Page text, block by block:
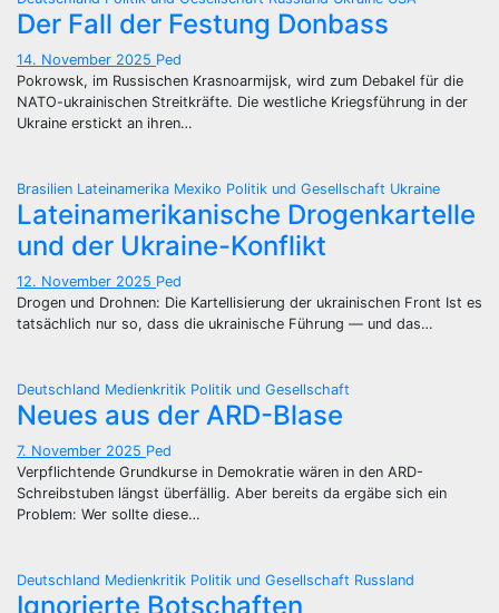
Der Fall der Festung Donbass
14. November 2025 Ped
Pokrowsk, im Russischen Krasnoarmijsk, wird zum Debakel für die
NATO-ukrainischen Streitkräfte. Die westliche Kriegsführung in der
Ukraine erstickt an ihren…
Brasilien Lateinamerika Mexiko Politik und Gesellschaft Ukraine
Lateinamerikanische Drogenkartelle
und der Ukraine-Konflikt
12. November 2025 Ped
Drogen und Drohnen: Die Kartellisierung der ukrainischen Front Ist es
tatsächlich nur so, dass die ukrainische Führung — und das…
Deutschland Medienkritik Politik und Gesellschaft
Neues aus der ARD-Blase
7. November 2025 Ped
Verpflichtende Grundkurse in Demokratie wären in den ARD-
Schreibstuben längst überfällig. Aber bereits da ergäbe sich ein
Problem: Wer sollte diese…
Deutschland Medienkritik Politik und Gesellschaft Russland
Ignorierte Botschaften